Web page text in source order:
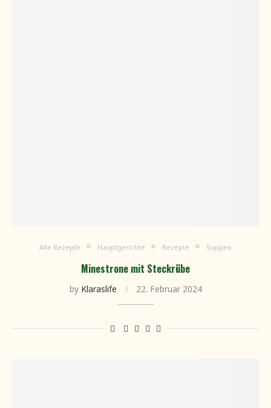
Alle Rezepte Hauptgerichte Rezepte Suppen
Minestrone mit Steckrübe
by Klaraslife 22. Februar 2024